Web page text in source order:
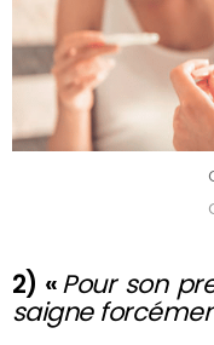
2) «Pour son
saigne